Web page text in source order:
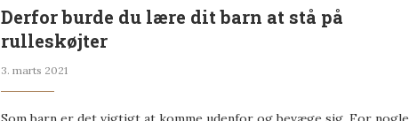
Derfor burde du lære dit barn at stå på
rulleskøjter
3. marts 2021